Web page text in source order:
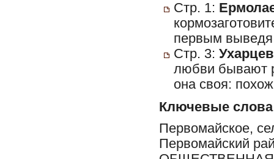
Стр. 1:
первым выведя
Стр. 3:
любви бывают
она своя:
Ключевые слова
Первомайское,
Первомайский